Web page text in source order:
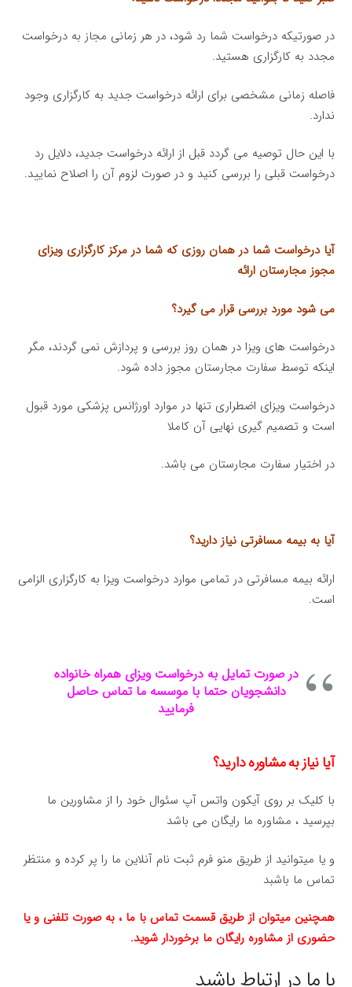
در صورتیکه درخواست شما رد شود، در هر زمانی مجاز به درخواست
مجدد به کارگزاری هستید.
فاصله زمانی مشخصی برای ارائه درخواست جدید به کارگزاری وجود
ندارد.
با این حال توصیه می گردد قبل از ارائه درخواست جدید، دلایل رد
درخواست قبلی را بررسی کنید و در صورت لزوم آن را اصلاح نمایید.
آیا درخواست شما در همان روزی که شما در مرکز کارگزاری ویزای
مجوز مجارستان ارائه
می شود مورد بررسی قرار می گیرد؟
درخواست های ویزا در همان روز بررسی و پردازش نمی گردند، مگر
اینکه توسط سفارت مجارستان مجوز داده شود.
درخواست ویزای اضطراری تنها در موارد اورژانس پزشکی مورد قبول
است و تصمیم گیری نهایی آن کاملا
در اختیار سفارت مجارستان می باشد.
آیا به بیمه مسافرتی نیاز دارید؟
ارائه بیمه مسافرتی در تمامی موارد درخواست ویزا به کارگزاری الزامی
است.
در صورت تمایل به درخواست ویزای همراه خانواده
دانشجویان حتما با موسسه ما تماس حاصل
فرمایید
آیا نیاز به مشاوره دارید؟
با کلیک بر روی آیکون واتس آپ سئوال خود را از مشاورین ما
بپرسید ، مشاوره ما رایگان می باشد
و یا میتوانید از طریق منو فرم ثبت نام آنلاین ما را پر کرده و منتظر
تماس ما باشبد
همچنین میتوان از طریق قسمت تماس با ما ، به صورت تلفنی و یا
حضوری از مشاوره رایگان ما برخوردار شوید.
با ما در ارتباط باشید